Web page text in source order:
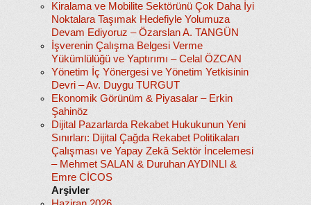
Kiralama ve Mobilite Sektörünü Çok Daha İyi
Noktalara Taşımak Hedefiyle Yolumuza
Devam Ediyoruz – Özarslan A. TANGÜN
İşverenin Çalışma Belgesi Verme
Yükümlülüğü ve Yaptırımı – Celal ÖZCAN
Yönetim İç Yönergesi ve Yönetim Yetkisinin
Devri – Av. Duygu TURGUT
Ekonomik Görünüm & Piyasalar – Erkin
Şahinöz
Dijital Pazarlarda Rekabet Hukukunun Yeni
Sınırları: Dijital Çağda Rekabet Politikaları
Çalışması ve Yapay Zekâ Sektör İncelemesi
– Mehmet SALAN & Duruhan AYDINLI &
Emre CİCOS
Arşivler